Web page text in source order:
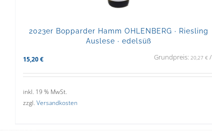
2023er Bopparder Hamm OHLENBERG · Riesling
Auslese · edelsüß
15,20 € Grundpreis: 20,27 €/
inkl. 19 % MwSt.
zzgl. Versandkosten